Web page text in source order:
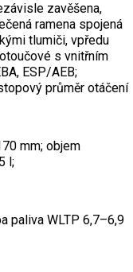
zavěšena,
ramena spojená
tlumiči, vpředu
s vnitřním
ESP/AEB;
průměr otáčení
mm; objem
l;
paliva WLTP 6,7–6,9